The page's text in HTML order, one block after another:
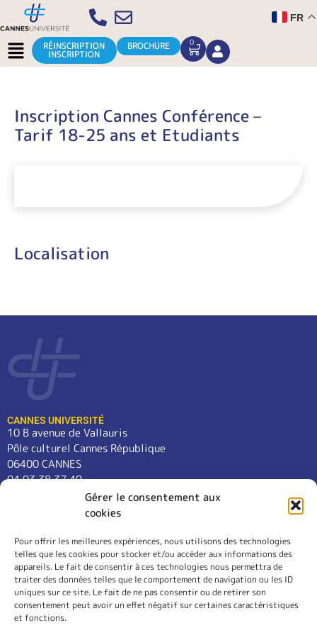
Gérer le consentement aux
cookies
Pour offrir les meilleures expériences, nous utilisons des technologies
telles que les cookies pour stocker et/ou accéder aux informations des
appareils. Le fait de consentir à ces technologies nous permettra de
traiter des données telles que le comportement de navigation ou les ID
uniques sur ce site. Le fait de ne pas consentir ou de retirer son
consentement peut avoir un effet négatif sur certaines caractéristiques
et fonctions.
Aller
au
contenu
FR
Menu RÉINSCRIPTION
INSCRIPTION
BROCHURE 0
CART
Inscription Cannes Conférence –
Tarif 18-25 ans et Etudiants
Localisation
CANNES UNIVERSITÉ
10 B avenue de Vallauris
Pôle culturel Cannes République
06400 CANNES
04 93 38 37 49
contact@cannes-universite.fr
COURS
LANGUES
CONFÉRENCES
SORTIES
L’ASSOCIATION